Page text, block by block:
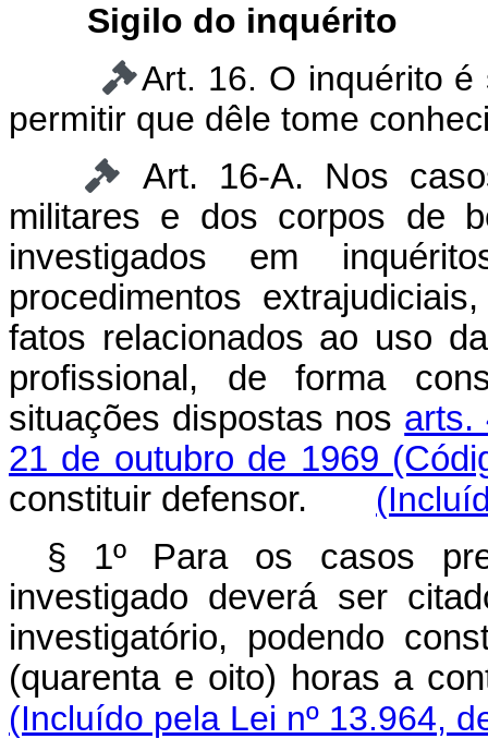
Sigilo do inquérito
Art. 16. O inquérito é
permitir que dêle tome
Art. 16-A. Nos
militares e dos corpos de
investigados em
procedimentos
fatos relacionados ao uso
profissional, de forma
situações dispostas nos arts.
21 de outubro de 1969
constituir defensor.
§ 1º Para os casos
investigado deverá ser
investigatório, podendo
(quarenta e oito) horas a
(Incluído pela Lei nº 13.964,